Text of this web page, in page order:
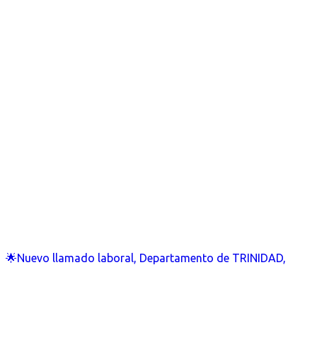
🌟Nuevo llamado laboral, Departamento de TRINIDAD,